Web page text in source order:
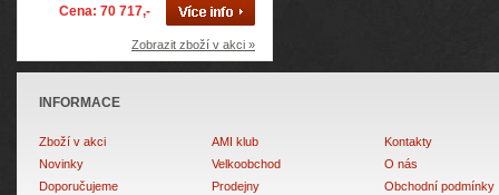
Cena: 70 717,-
Zobrazit zboží v akci »
INFORMACE
Zboží v akci
Novinky
Doporučujeme
AMI klub
Velkoobchod
Prodejny
Kontakty
O nás
Obchodní podmínky